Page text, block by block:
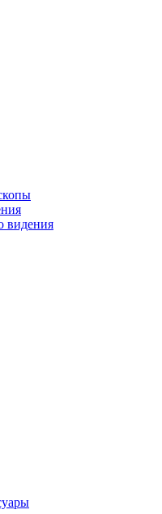
видения